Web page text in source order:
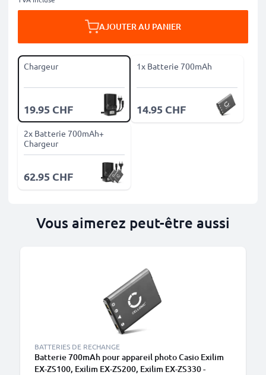
AJOUTER AU PANIER
Chargeur
19.95 CHF
1x Batterie 700mAh
14.95 CHF
2x Batterie 700mAh+
Chargeur
62.95 CHF
Vous aimerez peut-être aussi
BATTERIES DE RECHANGE
Batterie 700mAh pour appareil photo Casio Exilim
EX-ZS100, Exilim EX-ZS200, Exilim EX-ZS330 -